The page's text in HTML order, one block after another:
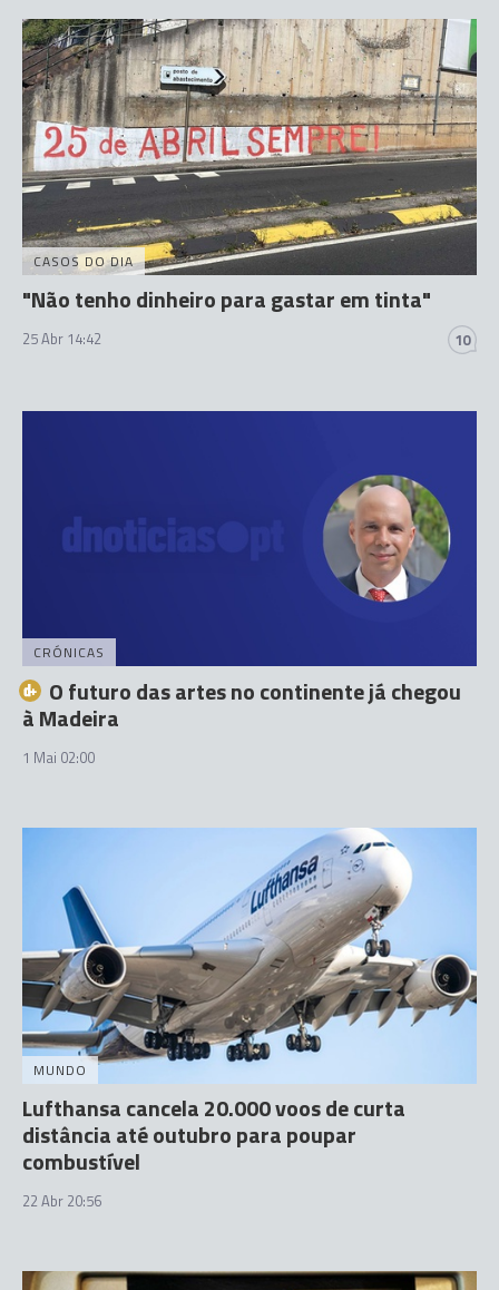
CASOS DO DIA
"Não tenho dinheiro para gastar em tinta"
25 Abr 14:42 10
CRÓNICAS
O futuro das artes no continente já chegou
à Madeira
1 Mai 02:00
MUNDO
Lufthansa cancela 20.000 voos de curta
distância até outubro para poupar
combustível
22 Abr 20:56